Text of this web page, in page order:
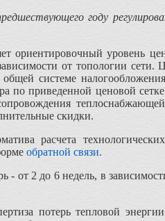
году
ориентировочный уровень
от топологии сети.
системе
по приведенной ценовой
скидки.
расчета
обратной связи.
- от 2 до 6 недель, в
потерь тепловой